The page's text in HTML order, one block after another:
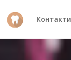
Контакти
Відеопрогравач